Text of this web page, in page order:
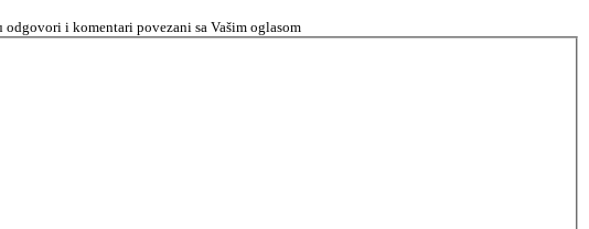
i komentari povezani sa Vašim oglasom